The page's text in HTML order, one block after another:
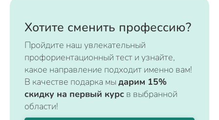
Хотите сменить профессию?
Пройдите наш увлекательный
профориентационный тест и узнайте,
какое направление подходит именно вам!
В качестве подарка мы дарим 15%
скидку на первый курс в выбранной
области!